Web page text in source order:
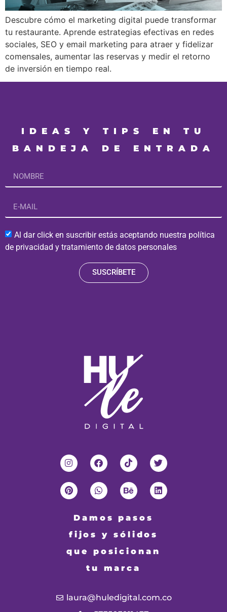
Descubre cómo el marketing digital puede transformar
tu restaurante. Aprende estrategias efectivas en redes
sociales, SEO y email marketing para atraer y fidelizar
comensales, aumentar las reservas y medir el retorno
de inversión en tiempo real.
IDEAS Y TIPS EN TU
BANDEJA DE ENTRADA
Al dar click en suscribir estás aceptando nuestra política
de privacidad y tratamiento de datos personales
SUSCRÍBETE
Damos pasos
fijos y sólidos
que posicionan
tu marca
laura@huledigital.com.co